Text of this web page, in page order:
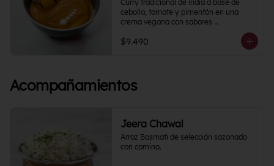
Curry tradicional de india a base de
cebolla, tomate y pimentón en una
crema vegana con sabores
semipicantes e intensos. Contiene más
de 12 especias.
$9.490
Acompañamientos
Jeera Chawal
Arroz Basmati de selección sazonado
con comino.